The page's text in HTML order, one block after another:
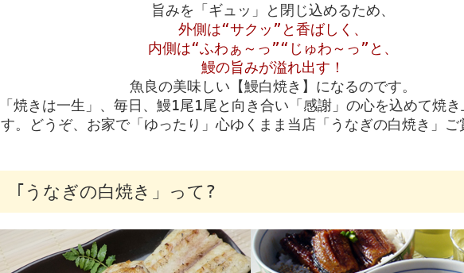
旨みを「ギュッ」と閉じ込めるため、
外側は“サクッ”と香ばしく、
内側は“ふわぁ～っ”“じゅわ～っ”と、
鰻の旨みが溢れ出す！
魚良の美味しい【鰻白焼き】になるのです。
「焼きは一生」、毎日、鰻1尾1尾と向き合い「感謝」の心を込めて焼き
す。どうぞ、お家で「ゆったり」心ゆくまま当店「うなぎの白焼き」ご
｢うなぎの白焼き」って?